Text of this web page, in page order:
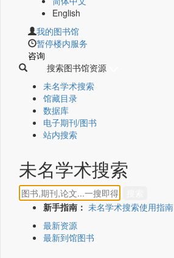
English
我的图书馆
暂停楼内服务
咨询
搜索图书馆资源
未名学术搜索
馆藏目录
数据库
电子期刊/图书
站内搜索
未名学术搜索
新手指南： 未名学术搜索使用指南
最新资源
最新到馆图书